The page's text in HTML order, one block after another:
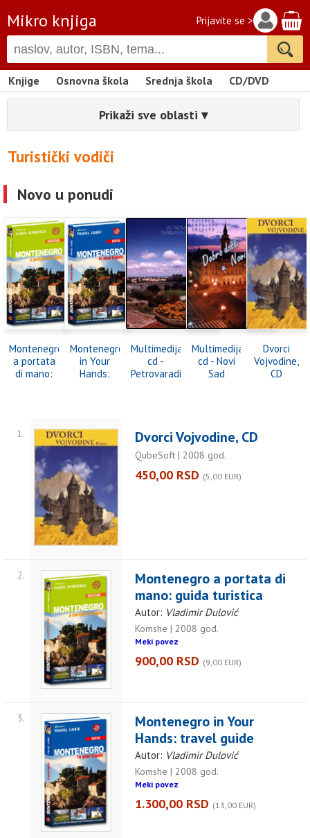
Mikro knjiga Prijavite se >
Knjige Osnovna škola Srednja škola CD/DVD
Prikaži sve oblasti ▾
Turistički vodiči
Novo u ponudi
Montenegro
a portata
di mano:
Montenegro
in Your
Hands:
Multimedijalni
cd -
Petrovaradinska
Multimedijalni
cd - Novi
Sad
Dvorci
Vojvodine,
CD
1. Dvorci Vojvodine, CD
QubeSoft | 2008 god.
450,00 RSD (5,00 EUR)
2.
Montenegro a portata di
mano: guida turistica
Autor: Vladimir Dulović
Komshe | 2008 god.
Meki povez
900,00 RSD (9,00 EUR)
3.
Montenegro in Your
Hands: travel guide
Autor: Vladimir Dulović
Komshe | 2008 god.
Meki povez
1.300,00 RSD (13,00 EUR)